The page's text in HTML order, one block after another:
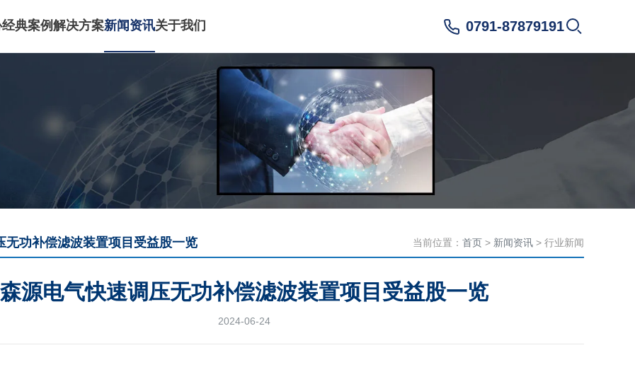
经典案例解决方案新闻资讯关于我们 0791-87879191
无功补偿滤波装置项目受益股一览 当前位置： 首页 > 新闻资讯 > 行业新闻
森源电气快速调压无功补偿滤波装置项目受益股一览
2024-06-24